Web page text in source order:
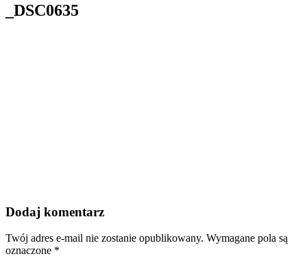
_DSC0635
Dodaj komentarz
Twój adres e-mail nie zostanie opublikowany. Wymagane pola są
oznaczone *